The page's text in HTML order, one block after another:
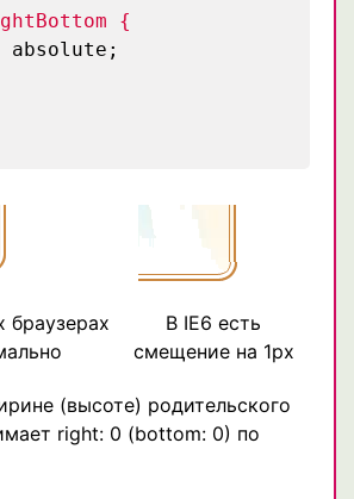
{
браузерах
В IE6 есть
смещение на 1px
(высоте) родительского
right: 0 (bottom: 0) по